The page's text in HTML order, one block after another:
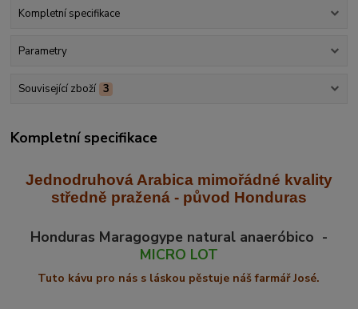
Kompletní specifikace
Parametry
Související zboží 3
Kompletní specifikace
Jednodruhová Arabica mimořádné kvality
středně pražená - původ Honduras
Honduras Maragogype natural anaeróbico -
MICRO LOT
Tuto kávu pro nás s láskou pěstuje náš farmář José.